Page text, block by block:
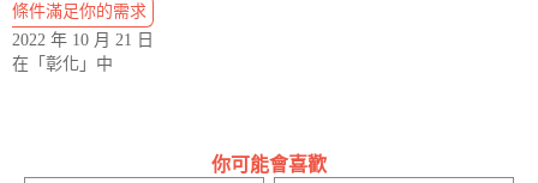
條件滿足你的需求
2022 年 10 月 21 日
在「彰化」中
你可能會喜歡